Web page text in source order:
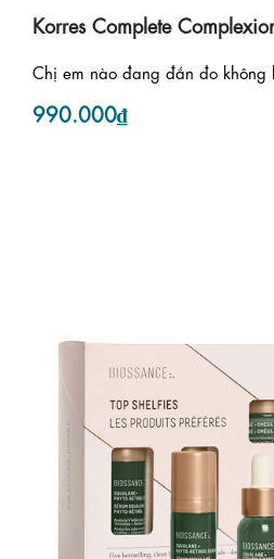
Korres Complete
Chị em nào đang đắn đo không
990.000₫